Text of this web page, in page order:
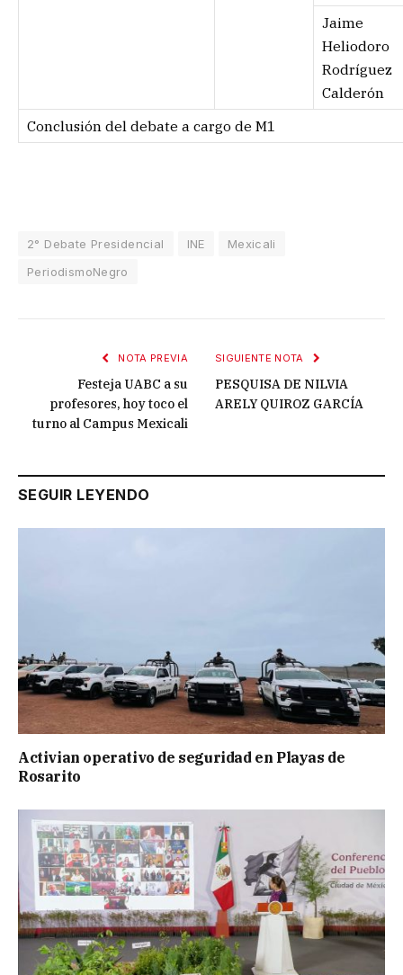
Jaime
Heliodoro
Rodríguez
Calderón
Conclusión del debate a cargo de M1
2° Debate Presidencial INE
Mexicali
PeriodismoNegro
NOTA PREVIA
Festeja UABC a su
profesores, hoy toco el
turno al Campus Mexicali
SIGUIENTE NOTA
PESQUISA DE NILVIA
ARELY QUIROZ GARCÍA
SEGUIR LEYENDO
Activian operativo de seguridad en Playas de
Rosarito